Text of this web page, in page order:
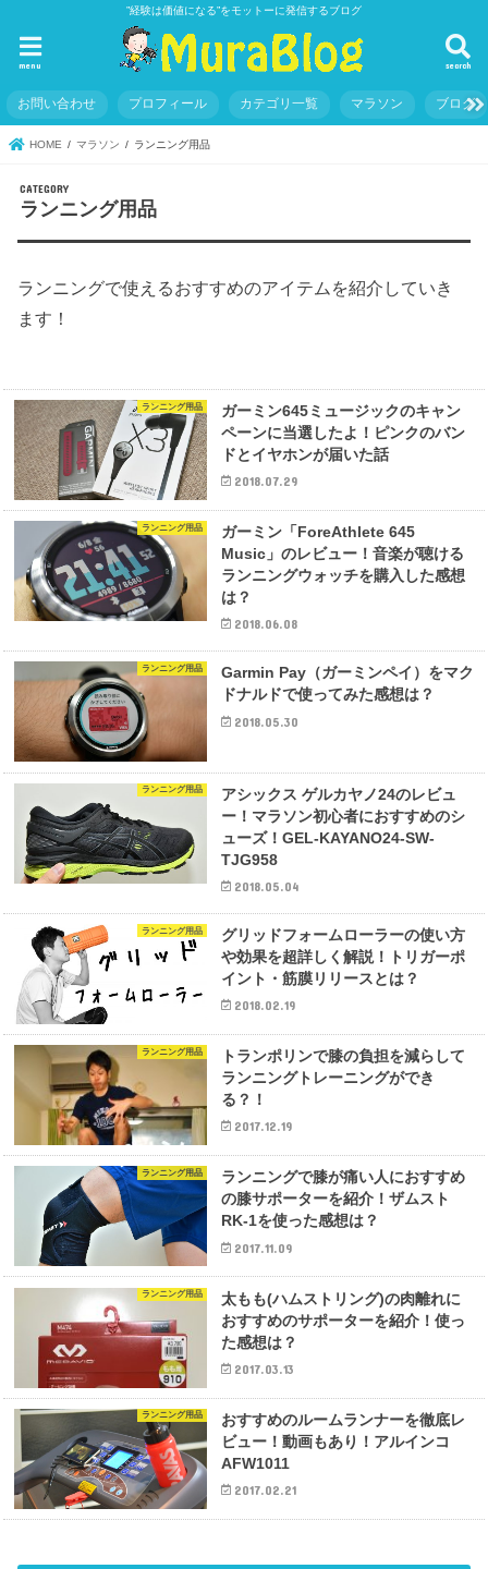
”経験は価値になる”をモットーに発信するブログ
search
menu
お問い合わせ プロフィール カテゴリ一覧 マラソン ブログ
HOME マラソン ランニング用品
ランニング用品
ランニングで使えるおすすめのアイテムを紹介していき
ます！
ランニング用品
ガーミン645ミュージックのキャン
ペーンに当選したよ！ピンクのバン
ドとイヤホンが届いた話
2018.07.29
ランニング用品
ガーミン「ForeAthlete 645
Music」のレビュー！音楽が聴ける
ランニングウォッチを購入した感想
は？
2018.06.08
ランニング用品
Garmin Pay（ガーミンペイ）をマク
ドナルドで使ってみた感想は？
2018.05.30
ランニング用品
アシックス ゲルカヤノ24のレビュ
ー！マラソン初心者におすすめのシ
ューズ！GEL-KAYANO24-SW-
TJG958
2018.05.04
ランニング用品
グリッドフォームローラーの使い方
や効果を超詳しく解説！トリガーポ
イント・筋膜リリースとは？
2018.02.19
ランニング用品
トランポリンで膝の負担を減らして
ランニングトレーニングができ
る？！
2017.12.19
ランニング用品
ランニングで膝が痛い人におすすめ
の膝サポーターを紹介！ザムスト
RK-1を使った感想は？
2017.11.09
ランニング用品
太もも(ハムストリング)の肉離れに
おすすめのサポーターを紹介！使っ
た感想は？
2017.03.13
ランニング用品
おすすめのルームランナーを徹底レ
ビュー！動画もあり！アルインコ
AFW1011
2017.02.21